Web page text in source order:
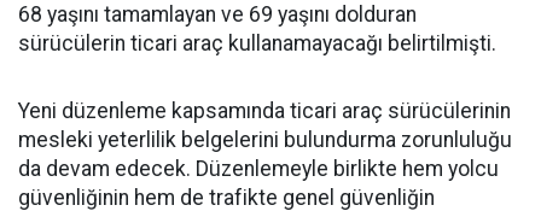
68 yaşını tamamlayan ve 69 yaşını dolduran
sürücülerin ticari araç kullanamayacağı belirtilmişti.
Yeni düzenleme kapsamında ticari araç sürücülerinin
mesleki yeterlilik belgelerini bulundurma zorunluluğu
da devam edecek. Düzenlemeyle birlikte hem yolcu
güvenliğinin hem de trafikte genel güvenliğin